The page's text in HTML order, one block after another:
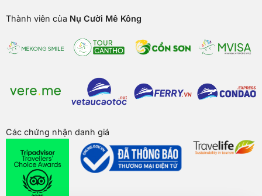
Thành viên của Nụ Cười Mê Kông
Các chứng nhận danh giá